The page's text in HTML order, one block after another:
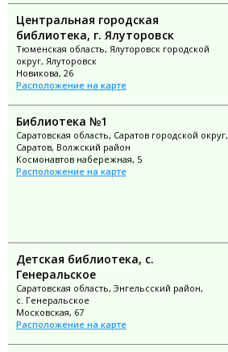
Центральная городская
библиотека, г. Ялуторовск
Тюменская область, Ялуторовск городской
округ, Ялуторовск
Новикова, 26
Расположение на карте
Библиотека №1
Саратовская область, Саратов городской округ,
Саратов, Волжский район
Космонавтов набережная, 5
Расположение на карте
Детская библиотека, с.
Генеральское
Саратовская область, Энгельсский район,
с. Генеральское
Московская, 67
Расположение на карте